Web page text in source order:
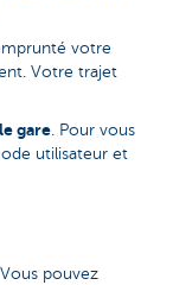
votre
Votre trajet
gare . Pour vous
utilisateur et
pouvez